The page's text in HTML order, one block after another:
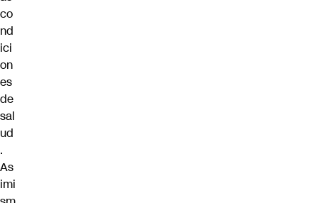
co
nd
ici
on
es
de
sal
ud
.
As
imi